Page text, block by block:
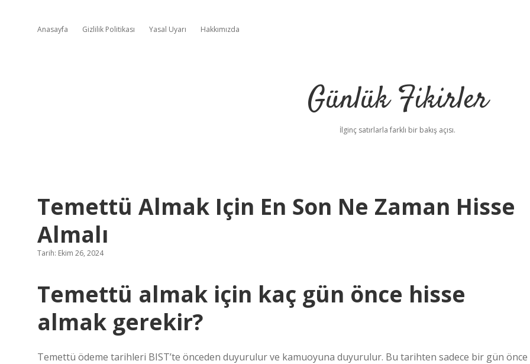
Anasayfa Gizlilik Politikası Yasal Uyarı Hakkımızda
Günlük Fikirler
İlginç satırlarla farklı bir bakış açısı.
Temettü Almak Için En Son Ne Zaman Hisse
Almalı
Tarih: Ekim 26, 2024
Temettü almak için kaç gün önce hisse
almak gerekir?
Temettü ödeme tarihleri ​​BIST’te önceden duyurulur ve kamuoyuna duyurulur. Bu tarihten sadece bir gün önce